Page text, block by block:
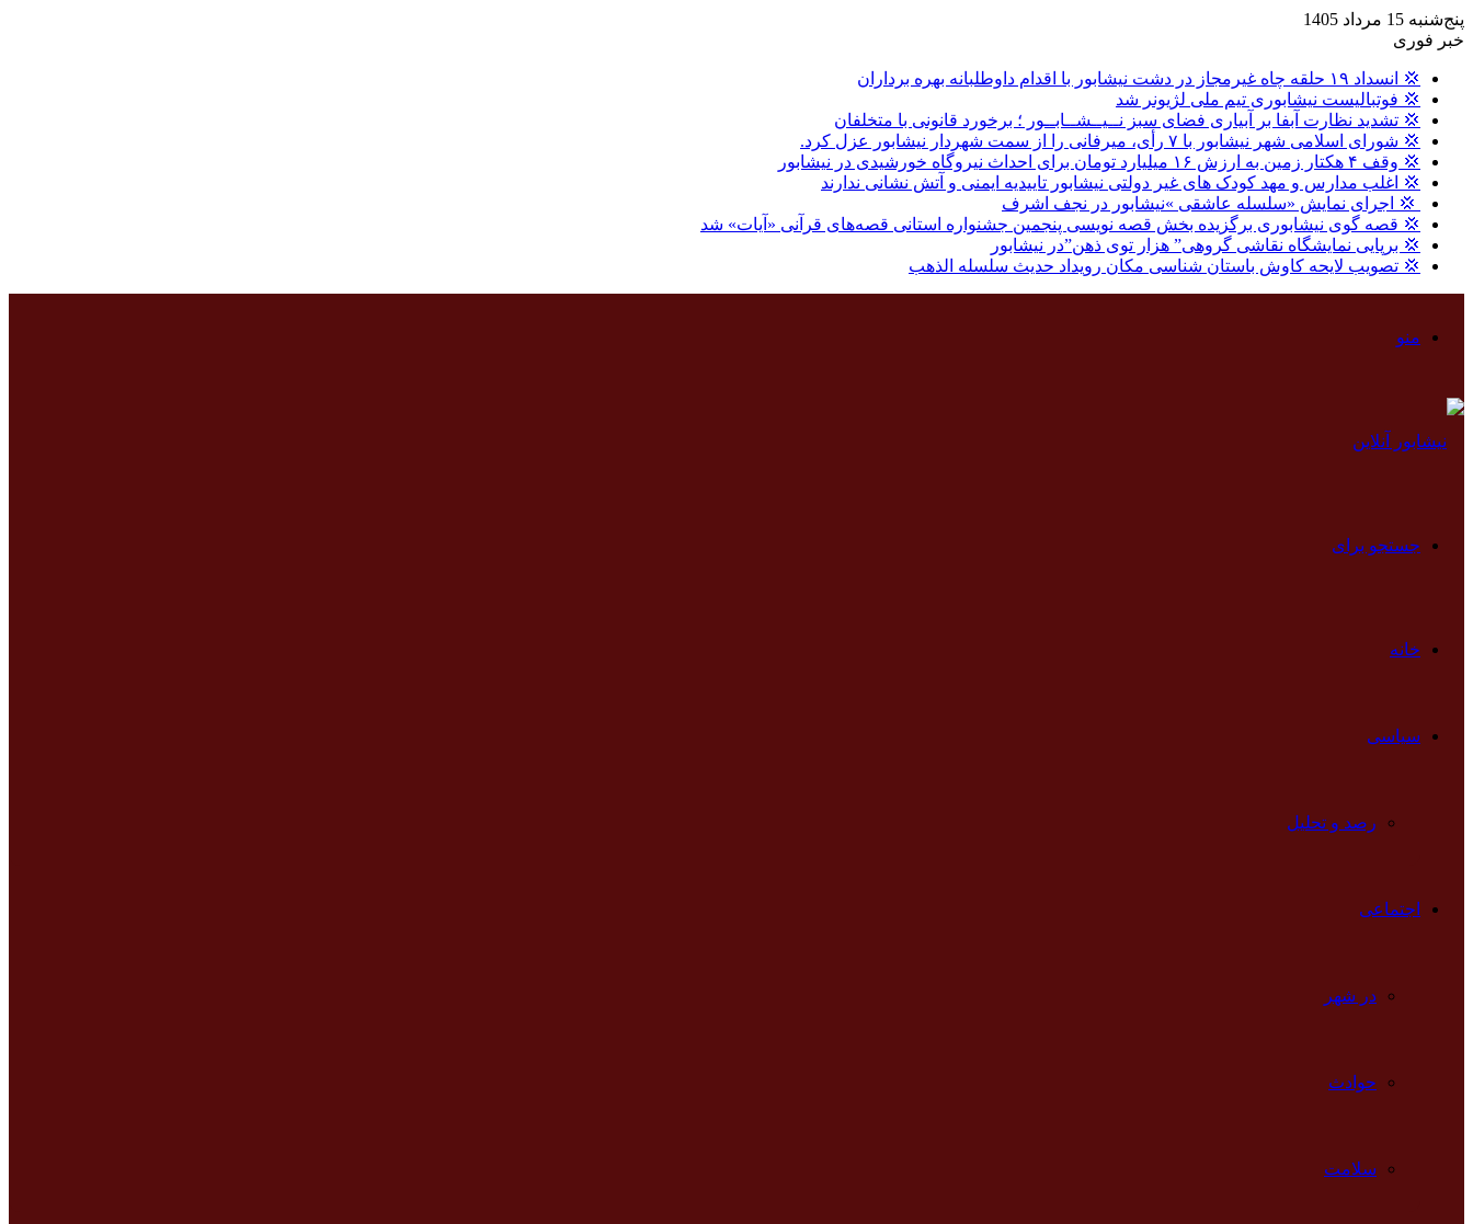
پنج‌شنبه 15 مرداد 1405
خبر فوری
💢 انسداد ۱۹ حلقه چاه غیرمجاز در دشت نیشابور با اقدام داوطلبانه بهره برداران
💢 فوتبالیست نیشابوری تیم ملی لژیونر شد
💢 تشدید نظارت آبفا بر آبیاری فضای سبز نــیــشــابــور ؛ برخورد قانونی با متخلفان
💢 شورای اسلامی شهر نیشابور با ۷ رأی، میرفانی را از سمت شهردار نیشابور عزل کرد.
💢 وقف ۴ هکتار زمین به ارزش ۱۶ میلیارد تومان برای احداث نیروگاه خورشیدی در نیشابور
💢 اغلب مدارس و مهد کودک های غیر دولتی نیشابور تاییدیه ایمنی و آتش نشانی ندارند
‍ 💢 اجرای نمایش «سلسله عاشقی »نیشابور در نجف اشرف
💢 قصه گوی نیشابوری برگزیده بخش قصه نویسی پنجمین جشنواره استانی قصه‌های قرآنی «آیات» شد
💢 برپایی نمایشگاه نقاشی گروهی” هزار توی ذهن”در نیشابور
💢 تصویب لایحه کاوش باستان شناسی مکان رویداد حدیث سلسله الذهب
منو
جستجو برای
خانه
سیاسی
رصد و تحلیل
اجتماعی
در شهر
حوادث
سلامت